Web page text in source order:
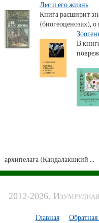
Лес и его жизнь
Книга расширит
(биогеоценозах), о
В
архипелага (Кандалакшкий ...
2012-2026.
Главная Обратная